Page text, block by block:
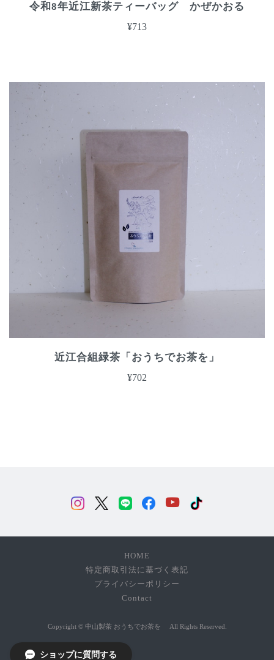
令和8年近江新茶ティーバッグ かぜかおる
¥713
近江合組緑茶「おうちでお茶を」
¥702
HOME
特定商取引法に基づく表記
プライバシーポリシー
Contact
Copyright © 中山製茶 おうちでお茶を All Rights Reserved.
ショップに質問する